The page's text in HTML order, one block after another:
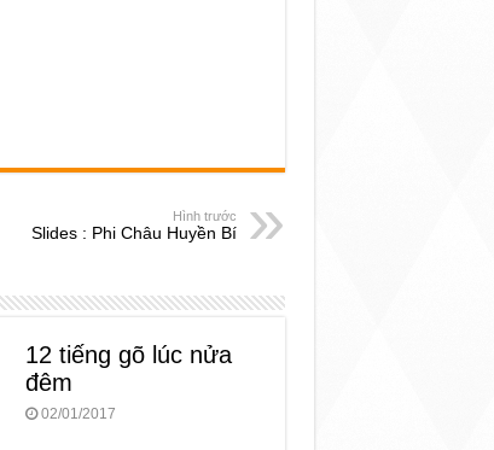
Hình trước
Slides : Phi Châu Huyền Bí
12 tiếng gõ lúc nửa
đêm
02/01/2017